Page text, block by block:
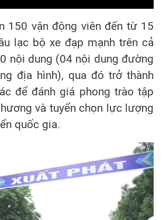
150 vận động viên đến từ 15
lạc bộ xe đạp mạnh trên cả
nội dung (04 nội dung đường
địa hình), qua đó trở thành
để đánh giá phong trào tập
và tuyển chọn lực lượng
quốc gia.